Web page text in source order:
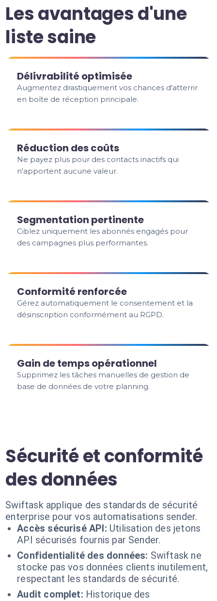
Les avantages d'une
liste saine
Délivrabilité optimisée
Augmentez drastiquement vos chances d'atterrir
en boîte de réception principale.
Réduction des coûts
Ne payez plus pour des contacts inactifs qui
n'apportent aucune valeur.
Segmentation pertinente
Ciblez uniquement les abonnés engagés pour
des campagnes plus performantes.
Conformité renforcée
Gérez automatiquement le consentement et la
désinscription conformément au RGPD.
Gain de temps opérationnel
Supprimez les tâches manuelles de gestion de
base de données de votre planning.
Sécurité et conformité
des données
Swiftask applique des standards de sécurité
enterprise pour vos automatisations sender.
Accès sécurisé API: Utilisation des jetons
API sécurisés fournis par Sender.
Confidentialité des données: Swiftask ne
stocke pas vos données clients inutilement,
respectant les standards de sécurité.
Audit complet: Historique des